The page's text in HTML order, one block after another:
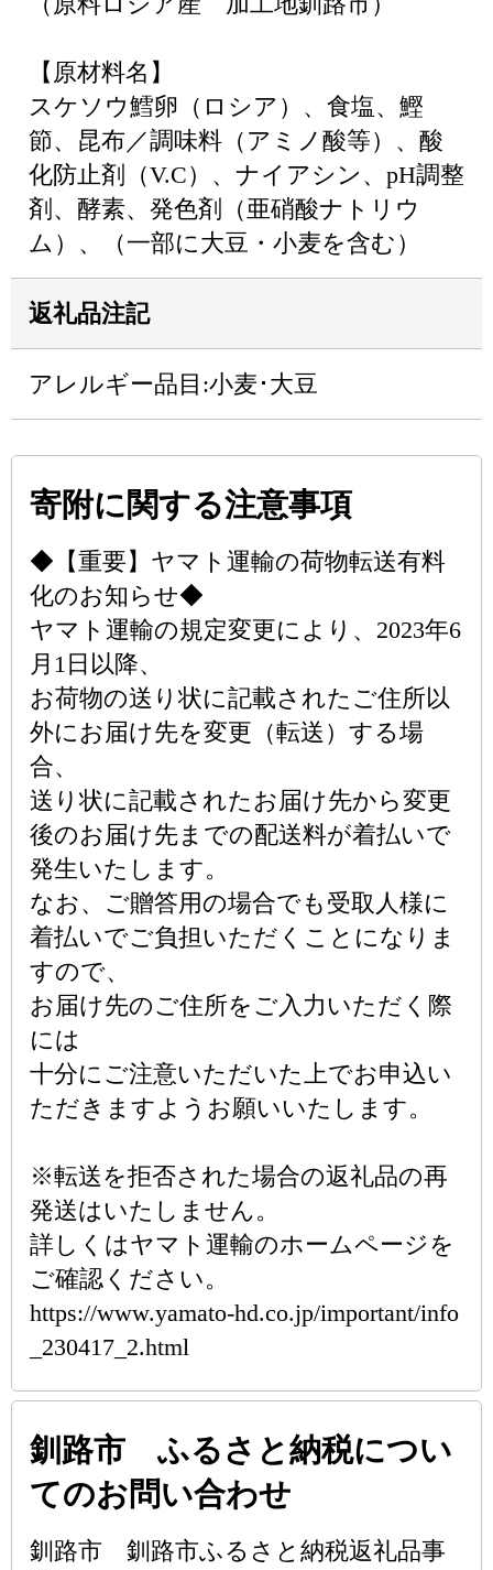
【原材料名】
スケソウ鱈卵（ロシア）、食塩、鰹
節、昆布／調味料（アミノ酸等）、酸
化防止剤（V.C）、ナイアシン、pH調整
剤、酵素、発色剤（亜硝酸ナトリウ
ム）、（一部に大豆・小麦を含む）
返礼品注記
アレルギー品目:小麦･大豆
寄附に関する注意事項
◆【重要】ヤマト運輸の荷物転送有料
化のお知らせ◆
ヤマト運輸の規定変更により、2023年6
月1日以降、
お荷物の送り状に記載されたご住所以
外にお届け先を変更（転送）する場
合、
送り状に記載されたお届け先から変更
後のお届け先までの配送料が着払いで
発生いたします。
なお、ご贈答用の場合でも受取人様に
着払いでご負担いただくことになりま
すので、
お届け先のご住所をご入力いただく際
には
十分にご注意いただいた上でお申込い
ただきますようお願いいたします。
※転送を拒否された場合の返礼品の再
発送はいたしません。
詳しくはヤマト運輸のホームページを
ご確認ください。
https://www.yamato-hd.co.jp/important/info
_230417_2.html
釧路市 ふるさと納税につい
てのお問い合わせ
釧路市 釧路市ふるさと納税返礼品事